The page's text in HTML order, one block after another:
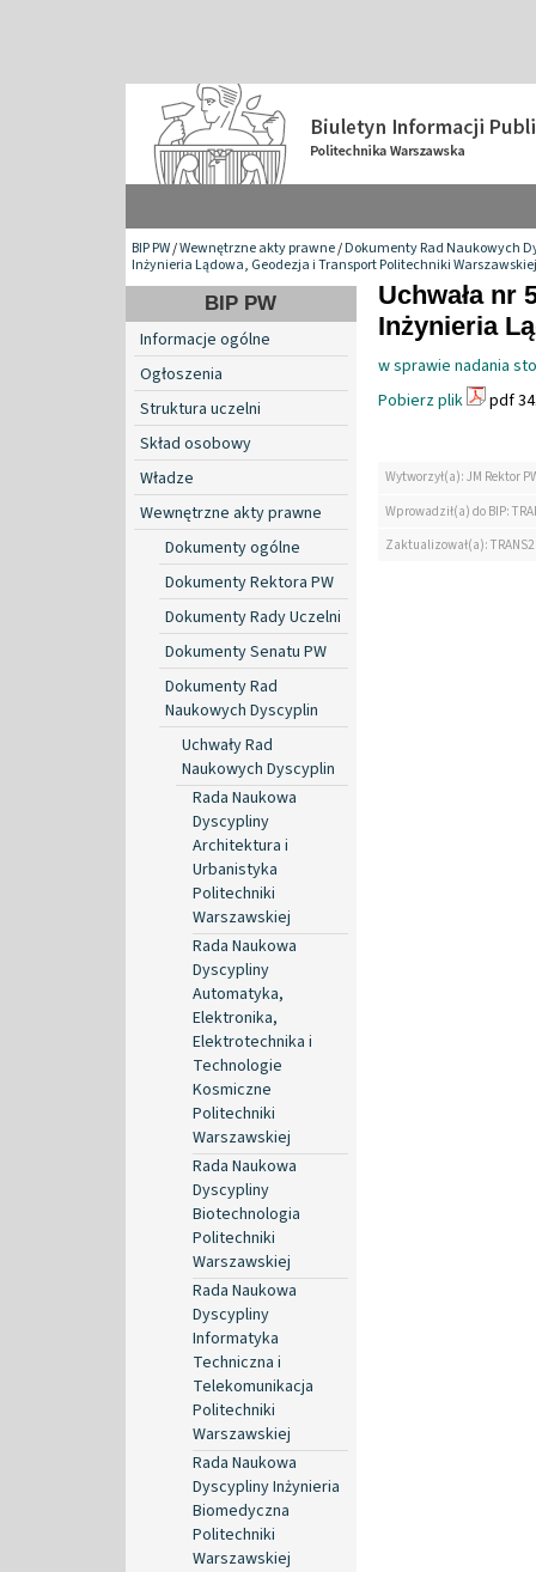
BIP PW/Wewnętrzne akty prawne/Dokumenty Rad Naukowych
Inżynieria Lądowa, Geodezja i Transport Politechniki Warszawskiej
BIP PW
Informacje ogólne
Ogłoszenia
Struktura uczelni
Skład osobowy
Władze
Wewnętrzne akty prawne
Dokumenty ogólne
Dokumenty Rektora PW
Dokumenty Rady Uczelni
Dokumenty Senatu PW
Dokumenty Rad
Naukowych Dyscyplin
Uchwały Rad
Naukowych Dyscyplin
Rada Naukowa
Dyscypliny
Architektura i
Urbanistyka
Politechniki
Warszawskiej
Rada Naukowa
Dyscypliny
Automatyka,
Elektronika,
Elektrotechnika i
Technologie
Kosmiczne
Politechniki
Warszawskiej
Rada Naukowa
Dyscypliny
Biotechnologia
Politechniki
Warszawskiej
Rada Naukowa
Dyscypliny
Informatyka
Techniczna i
Telekomunikacja
Politechniki
Warszawskiej
Rada Naukowa
Dyscypliny Inżynieria
Biomedyczna
Politechniki
Warszawskiej
Uchwała nr
Inżynieria
w sprawie nadania
Pobierz plik
pdf
Wytworzył(a): JM Rektor
Wprowadził(a) do BIP:
Zaktualizował(a):